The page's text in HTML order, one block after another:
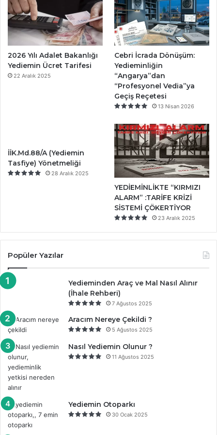
2026 Yılı Adalet Bakanlığı
Yediemin Ücret Tarifesi
22 Aralık 2025
Cebri İcrada Dönüşüm:
Yedieminliğin
“Angarya”dan
“Profesyonel Vedia”ya
Geçiş Reçetesi
13 Nisan 2026
İİK.Md.88/A (Yediemin
Tasfiye) Yönetmeliği
28 Aralık 2025
YEDİEMİNLİKTE “KIRMIZI
ALARM” :TARİFE KRİZİ
SİSTEMİ ÇÖKERTİYOR
23 Aralık 2025
Popüler Yazılar
Yedieminden Araç ve Mal Nasıl Alınır
(İhale Rehberi)
7 Ağustos 2025
Aracım Nereye Çekildi ?
5 Ağustos 2025
Nasıl Yediemin Olunur ?
11 Ağustos 2025
Yediemin Otoparkı
30 Ocak 2025